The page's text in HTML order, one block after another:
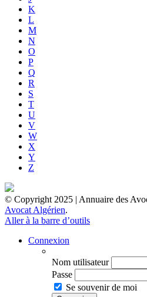
K
L
M
N
O
P
Q
R
S
T
U
V
W
X
Y
Z
© Copyright 2025 | Annuaire des
Avocat Algérien.
Aller à la barre d’outils
Connexion
Nom utilisateur
Passe
Se souvenir de moi